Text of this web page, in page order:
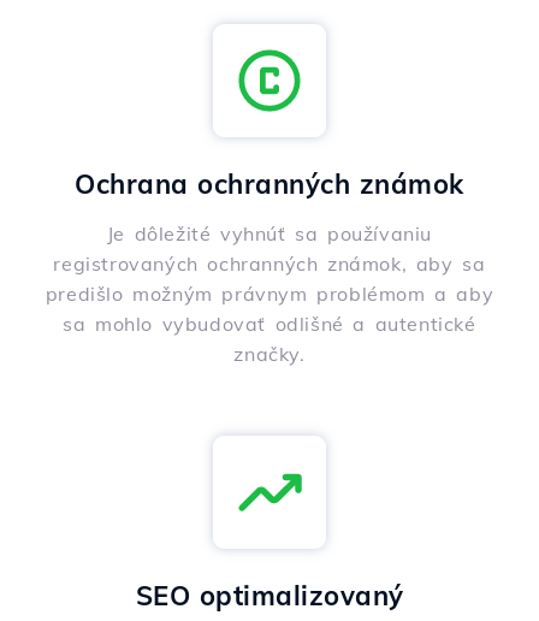
Ochrana ochranných známok
Je dôležité vyhnúť sa používaniu
registrovaných ochranných známok, aby sa
predišlo možným právnym problémom a aby
sa mohlo vybudovať odlišné a autentické
značky.
SEO optimalizovaný